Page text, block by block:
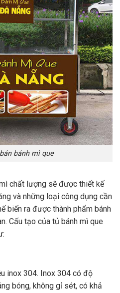
bánh mì que
chất lượng sẽ được thiết kế
và những loại công dụng cần
biến ra được thành phẩm bánh
Cấu tạo của tủ bánh mì que
inox 304. Inox 304 có độ
bóng, không gỉ sét, có khả